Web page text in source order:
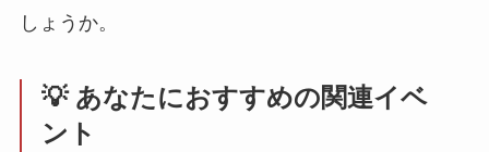
しょうか。
💡 あなたにおすすめの関連イベ
ント